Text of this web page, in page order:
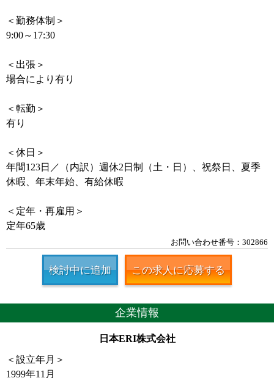
＜勤務体制＞
9:00～17:30
＜出張＞
場合により有り
＜転勤＞
有り
＜休日＞
年間123日／（内訳）週休2日制（土・日）、祝祭日、夏季
休暇、年末年始、有給休暇
＜定年・再雇用＞
定年65歳
お問い合わせ番号：302866
検討中に追加 この求人に応募する
企業情報
日本ERI株式会社
＜設立年月＞
1999年11月